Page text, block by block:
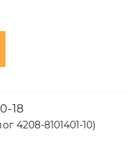
18
4208-8101401-10)